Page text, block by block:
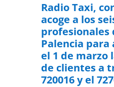
Radio Taxi,
acoge a los
profesionales
Palencia
el 1 de marzo
de clientes a
720016 y el